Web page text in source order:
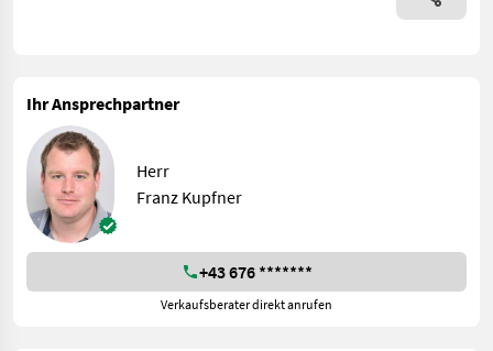
Ihr Ansprechpartner
Herr
Franz Kupfner
+43 676 *******
Verkaufsberater direkt anrufen